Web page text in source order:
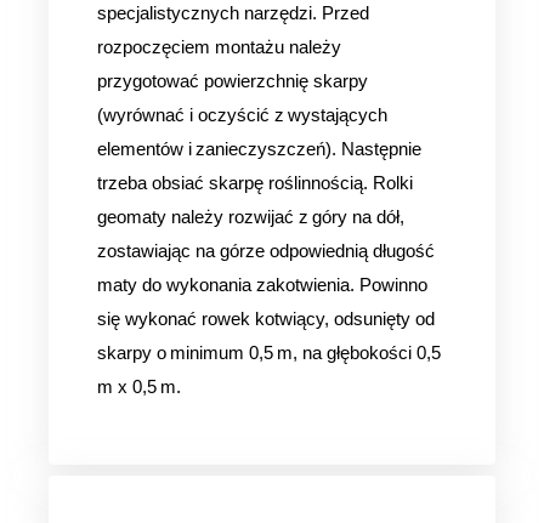
specjalistycznych narzędzi. Przed
rozpoczęciem montażu należy
przygotować powierzchnię skarpy
(wyrównać i oczyścić z wystających
elementów i zanieczyszczeń). Następnie
trzeba obsiać skarpę roślinnością. Rolki
geomaty należy rozwijać z góry na dół,
zostawiając na górze odpowiednią długość
maty do wykonania zakotwienia. Powinno
się wykonać rowek kotwiący, odsunięty od
skarpy o minimum 0,5 m, na głębokości 0,5
m x 0,5 m.